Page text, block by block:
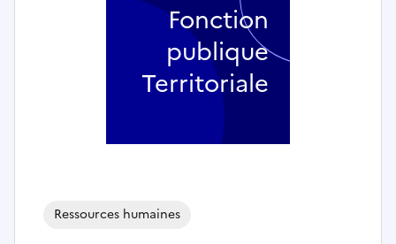
Ressources humaines
Fonction
publique
Territoriale